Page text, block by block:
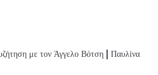
με τον Άγγελο Βότση | Παυλίνα